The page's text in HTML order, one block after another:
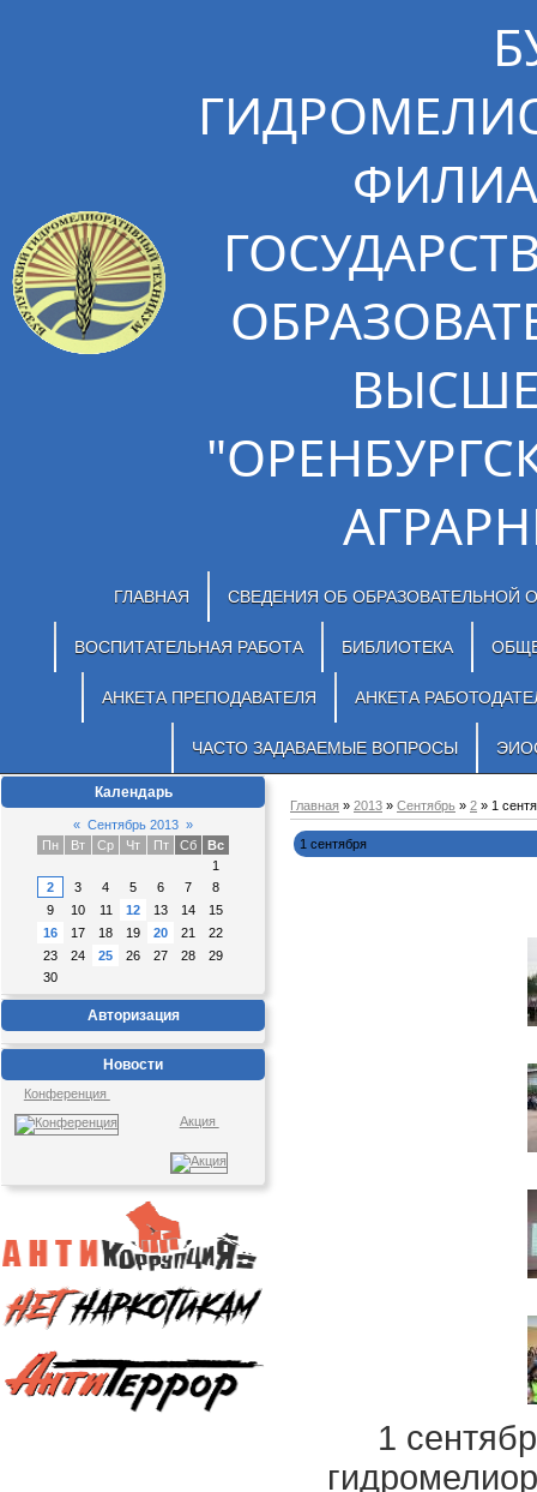
ГЛАВНАЯ СВЕДЕНИЯ ОБ ОБРАЗОВАТЕЛЬНОЙ
ВОСПИТАТЕЛЬНАЯ РАБОТА БИБЛИОТЕКА
АНКЕТА ПРЕПОДАВАТЕЛЯ АНКЕТА
ЧАСТО ЗАДАВАЕМЫЕ ВОПРОСЫ
Календарь
« Сентябрь 2013 »
Пн
Вт Ср Чт Пт Сб
Вс
1
2
3 4 5 6 7
8
9
10 11 12 13 14
15
16
17 18 19 20 21
22
23
24 25 26 27 28
29
30
Авторизация
Новости
Конференция
Акция
Главная » 2013 » Сентябрь » 2 » 1
1 сентября
1